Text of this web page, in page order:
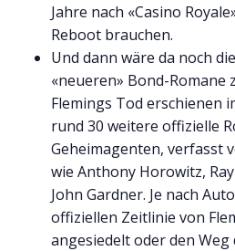
Jahre nach «Casino
Reboot brauchen.
Und dann wäre da noch
«neueren» Bond-Romane
Flemings Tod erschienen
rund 30 weitere offizielle
Geheimagenten, verfasst
wie Anthony Horowitz,
John Gardner. Je nach
offiziellen Zeitlinie von
angesiedelt oder den